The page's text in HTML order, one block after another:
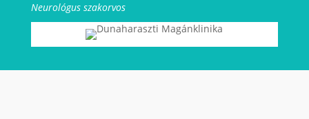
Neurológus szakorvos